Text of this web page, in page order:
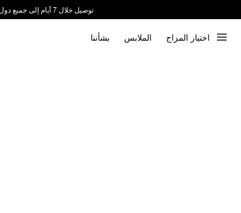
توصيل خلال 7 أيام إلى جميع دول الخليج
اختيار المزاج الملابس بشأننا